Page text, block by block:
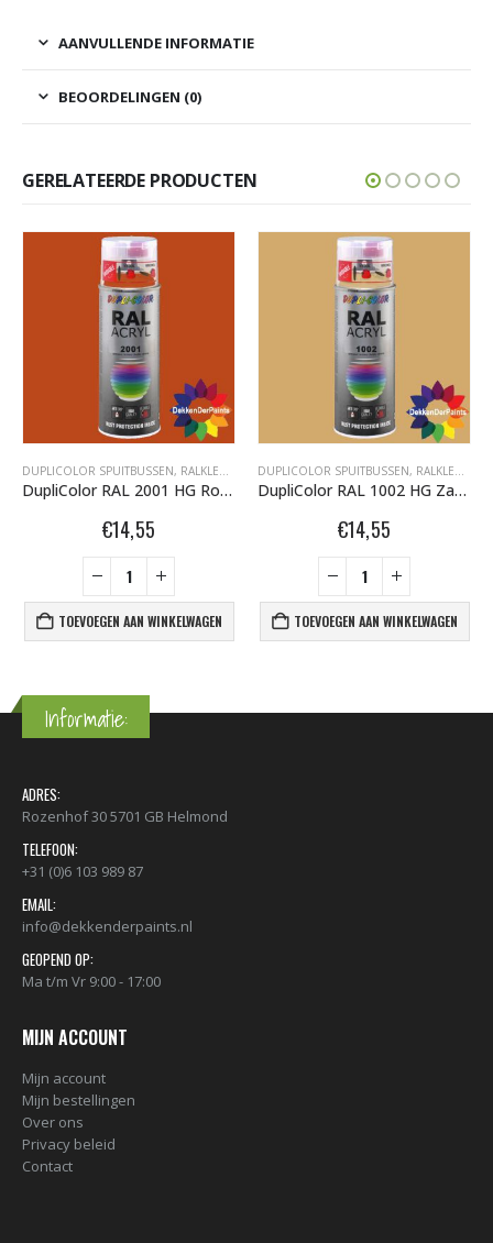
AANVULLENDE INFORMATIE
BEOORDELINGEN (0)
GERELATEERDE PRODUCTEN
DUPLICOLOR SPUITBUSSEN, RALKLEUREN HOOGGLANS 400ML
DupliColor RAL 2001 HG Roodoranje
€14,55
TOEVOEGEN AAN WINKELWAGEN
DUPLICOLOR SPUITBUSSEN, RALKLEUREN HOOGGLANS 400ML
DupliColor RAL 1002 HG Zandgeel
€14,55
TOEVOEGEN AAN WINKELWAGEN
Informatie:
ADRES:
Rozenhof 30 5701 GB Helmond
TELEFOON:
+31 (0)6 103 989 87
EMAIL:
info@dekkenderpaints.nl
GEOPEND OP:
Ma t/m Vr 9:00 - 17:00
MIJN ACCOUNT
Mijn account
Mijn bestellingen
Over ons
Privacy beleid
Contact